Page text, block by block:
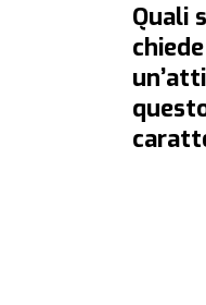
Quali